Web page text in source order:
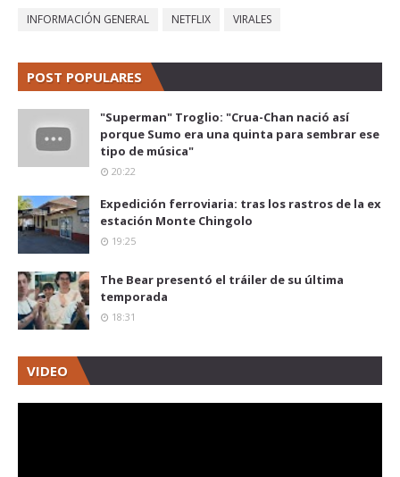
INFORMACIÓN GENERAL NETFLIX VIRALES
POST POPULARES
"Superman" Troglio: "Crua-Chan nació así
porque Sumo era una quinta para sembrar ese
tipo de música"
20:22
Expedición ferroviaria: tras los rastros de la ex
estación Monte Chingolo
19:25
The Bear presentó el tráiler de su última
temporada
18:31
VIDEO